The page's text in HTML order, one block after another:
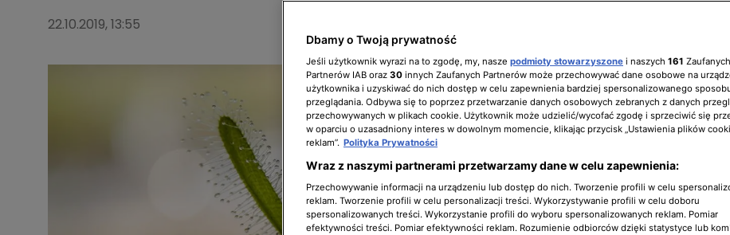
22.10.2019, 13:55
Dbamy o Twoją prywatność
Jeśli użytkownik wyrazi na to zgodę, my, nasze podmioty stowarzyszone i naszych 161 Zaufanych
Partnerów IAB oraz 30 innych Zaufanych Partnerów może przechowywać dane osobowe na
użytkownika i uzyskiwać do nich dostęp w celu zapewnienia bardziej spersonalizowanego
przeglądania. Odbywa się to poprzez przetwarzanie danych osobowych zebranych z danych
przechowywanych w plikach cookie. Użytkownik może udzielić/wycofać zgodę i sprzeciwić się
w oparciu o uzasadniony interes w dowolnym momencie, klikając przycisk „Ustawienia plików
reklam”. Polityka Prywatności
Wraz z naszymi partnerami przetwarzamy dane w celu zapewnienia:
Przechowywanie informacji na urządzeniu lub dostęp do nich. Tworzenie profili w celu
reklam. Tworzenie profili w celu personalizacji treści. Wykorzystywanie profili w celu doboru
spersonalizowanych treści. Wykorzystanie profili do wyboru spersonalizowanych reklam. Pomiar
efektywności treści. Pomiar efektywności reklam. Rozumienie odbiorców dzięki statystyce lub